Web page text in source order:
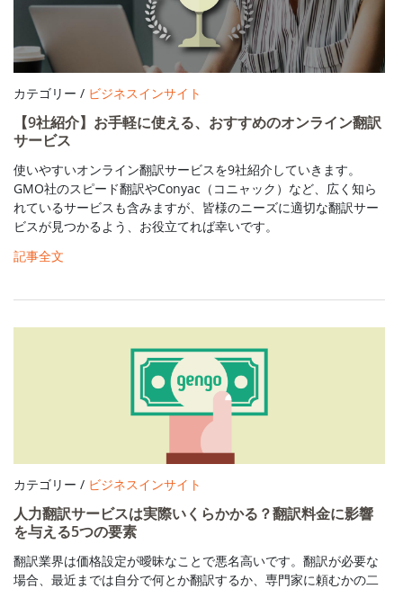
カテゴリー / ビジネスインサイト
【9社紹介】お手軽に使える、おすすめのオンライン翻訳
サービス
使いやすいオンライン翻訳サービスを9社紹介していきます。
GMO社のスピード翻訳やConyac（コニャック）など、広く知ら
れているサービスも含みますが、皆様のニーズに適切な翻訳サー
ビスが見つかるよう、お役立てれば幸いです。
記事全文
カテゴリー / ビジネスインサイト
人力翻訳サービスは実際いくらかかる？翻訳料金に影響
を与える5つの要素
翻訳業界は価格設定が曖昧なことで悪名高いです。翻訳が必要な
場合、最近までは自分で何とか翻訳するか、専門家に頼むかの二